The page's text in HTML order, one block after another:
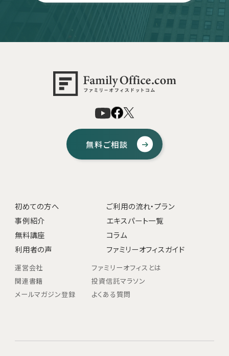
無料ご相談
初めての方へ
ご利用の流れ・プラン
事例紹介
エキスパート一覧
無料講座
コラム
利用者の声
ファミリーオフィスガイド
運営会社
ファミリーオフィスとは
関連書籍
投資信託マラソン
メールマガジン登録
よくある質問